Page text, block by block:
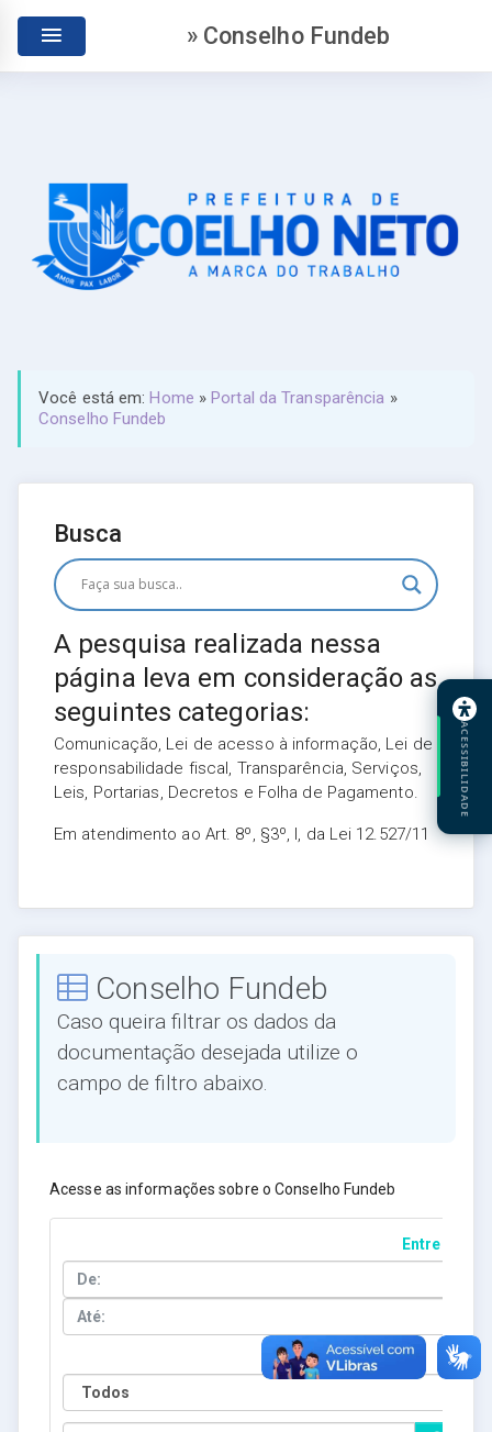
» Conselho Fundeb
Você está em:Home »Portal da Transparência »
Conselho Fundeb
Busca
A pesquisa realizada nessa
página leva em consideração as
seguintes categorias:
Comunicação, Lei de acesso à informação, Lei de
responsabilidade fiscal, Transparência, Serviços,
Leis, Portarias, Decretos e Folha de Pagamento.
Em atendimento ao Art. 8º, §3º, I, da Lei 12.527/11
Conselho Fundeb
Caso queira filtrar os dados da
documentação desejada utilize o
campo de filtro abaixo.
Acesse as informações sobre oConselho Fundeb
Entre Datas
Ano
ACESSIBILIDADE